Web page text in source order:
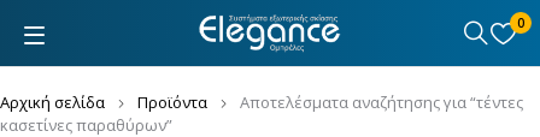
0
Αρχική σελίδα Προϊόντα
Αποτελέσματα αναζήτησης για “τέντες
κασετίνες παραθύρων”